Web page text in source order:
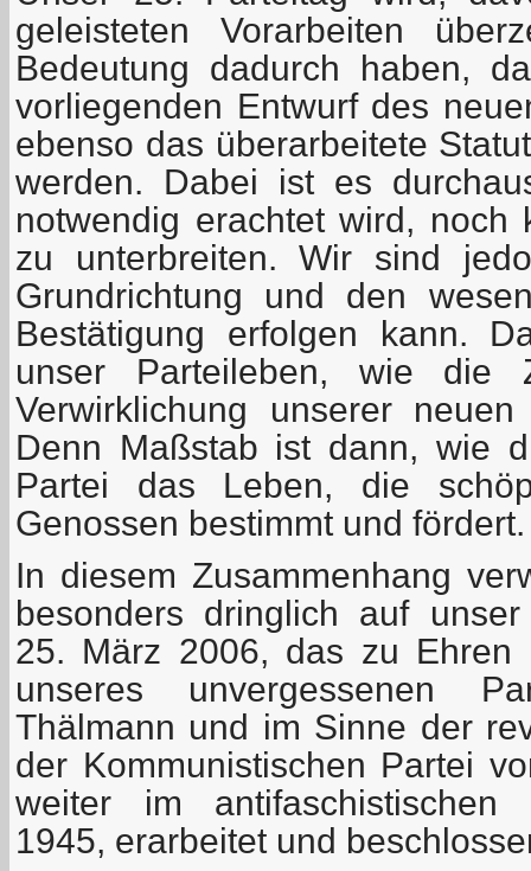
geleisteten Vorarbeiten
Bedeutung dadurch haben,
vorliegenden Entwurf des
ebenso das überarbeitete
werden. Dabei ist es
notwendig erachtet wird, noch
zu unterbreiten. Wir sind
Grundrichtung und den
Bestätigung erfolgen kann.
unser Parteileben, wie die
Verwirklichung unserer
Denn Maßstab ist dann, wie
Partei das Leben, die
Genossen bestimmt und fördert.
In diesem Zusammenhang
besonders dringlich auf
25. März 2006, das zu Ehren
unseres unvergessenen
Thälmann und im Sinne der
der Kommunistischen Partei
weiter im antifaschistischen
1945, erarbeitet und